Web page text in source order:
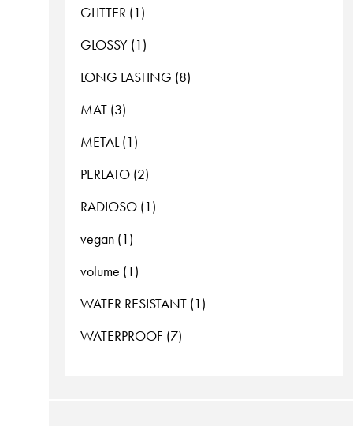
GLITTER (1)
GLOSSY (1)
LONG LASTING (8)
MAT (3)
METAL (1)
PERLATO (2)
RADIOSO (1)
vegan (1)
volume (1)
WATER RESISTANT (1)
WATERPROOF (7)